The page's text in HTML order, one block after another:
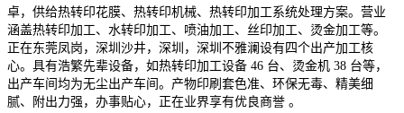
卓，供给热转印花膜、热转印机械、热转印加工系统处理方案。营业
涵盖热转印加工、水转印加工、喷油加工、丝印加工、烫金加工等。
正在东莞凤岗，深圳沙井，深圳，深圳不雅澜设有四个出产加工核
心。具有浩繁先辈设备，如热转印加工设备 46 台、烫金机 38 台等，
出产车间均为无尘出产车间。产物印刷套色准、环保无毒、精美细
腻、附出力强，办事贴心，正在业界享有优良商誉 。